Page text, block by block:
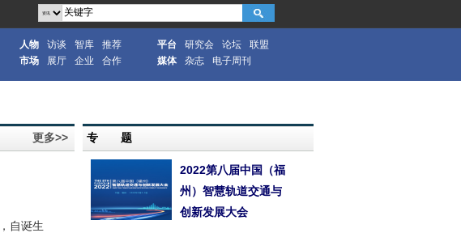
人物 访谈 智库
推荐
市场
展厅 企业 合作
平台 研究会 论坛
联盟
媒体
杂志 电子周刊
更多>>
自诞生
专 题
2022第八届中国（福
州）智慧轨道交通与
创新发展大会